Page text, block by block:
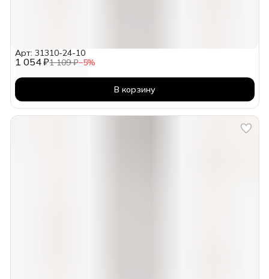
1 054 ₽1 109 ₽−5%
Арт: 31310-24-10
В корзину